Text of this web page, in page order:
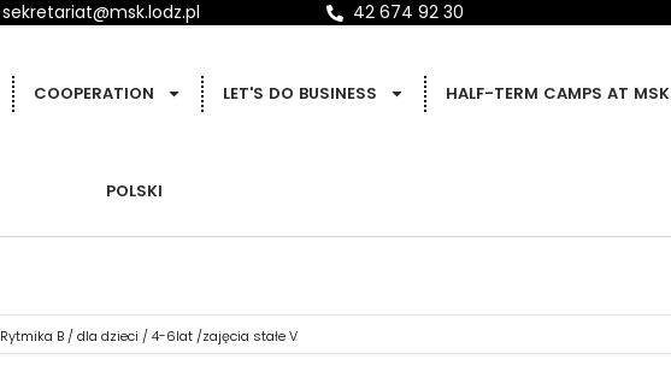
sekretariat@msk.lodz.pl 42 674 92 30
COOPERATION LET'S DO BUSINESS HALF-TERM CAMPS AT MSK
POLSKI
Rytmika B / dla dzieci / 4-6lat /zajęcia stałe V